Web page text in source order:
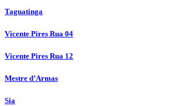
Taguatinga
Vicente Pires Rua 04
Vicente Pires Rua 12
Mestre d’Armas
Sia